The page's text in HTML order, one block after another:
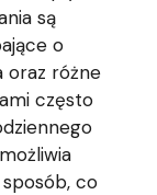
są
o
oraz różne
często
co